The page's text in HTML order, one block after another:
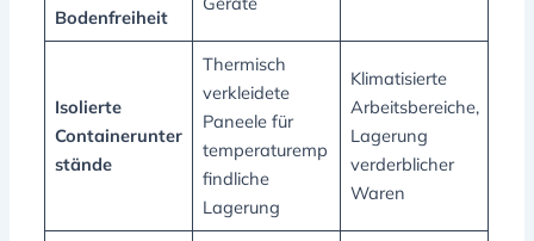
Bodenfreiheit
Isolierte
Containerunter
stände
Thermisch
verkleidete
Paneele für
temperaturemp
findliche
Lagerung
Klimatisierte
Arbeitsbereiche,
Lagerung
verderblicher
Waren